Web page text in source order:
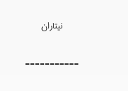
نیتاران
-----------